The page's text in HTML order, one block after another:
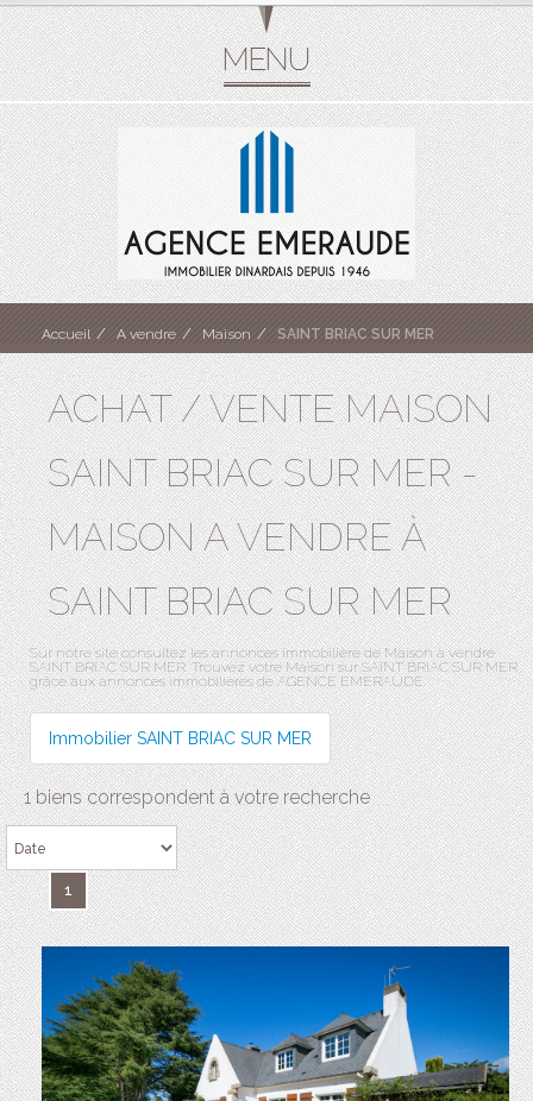
Accueil A vendre Maison SAINT BRIAC SUR MER
ACHAT / VENTE MAISON
SAINT BRIAC SUR MER -
MAISON A VENDRE À
SAINT BRIAC SUR MER
Sur notre site consultez les annonces immobilière de Maison à vendre
SAINT BRIAC SUR MER. Trouvez votre Maison sur SAINT BRIAC SUR MER
grâce aux annonces immobilières de AGENCE EMERAUDE.
Immobilier SAINT BRIAC SUR MER
1 biens correspondent à votre recherche
1